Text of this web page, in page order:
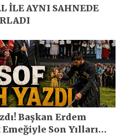
İLE AYNI SAHNEDE
Başkan Erdem
Son Yılların